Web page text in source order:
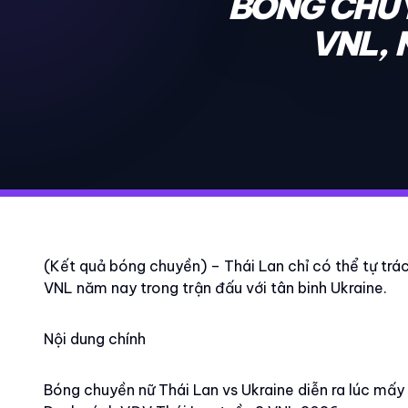
VNL,
(Kết quả bóng chuyền) – Thái Lan chỉ có thể tự
VNL năm nay trong trận đấu với tân binh Ukraine.
Nội dung chính
Bóng chuyền nữ Thái Lan vs Ukraine diễn ra lúc